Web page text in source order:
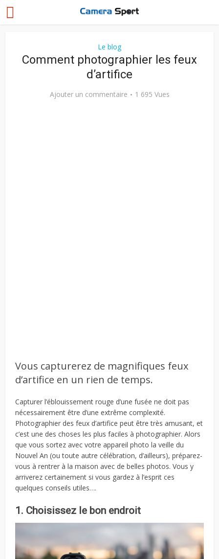
Le blog
Comment photographier les feux
d’artifice
Ajouter un commentaire 1 695 Vues
Vous capturerez de magnifiques feux
d’artifice en un rien de temps.
Capturer l’éblouissement rouge d’une fusée ne doit pas
nécessairement être d’une extrême complexité.
Photographier des feux d’artifice peut être très amusant, et
c’est une des choses les plus faciles à photographier. Alors
que vous sortez avec votre appareil photo la veille du
Nouvel An (ou toute autre célébration, d’ailleurs), préparez-
vous à rentrer à la maison avec de belles photos. Vous y
arriverez certainement si vous gardez à l’esprit ces
quelques conseils utiles….
1. Choisissez le bon endroit